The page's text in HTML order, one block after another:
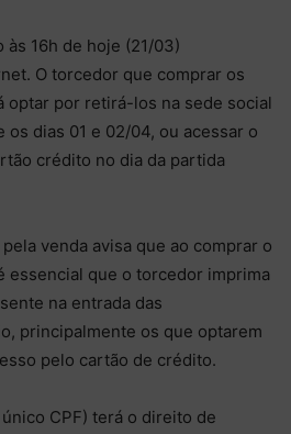
16h de hoje (21/03)
O torcedor que comprar os
optar por retirá-los na sede social
os dias 01 e 02/04, ou acessar o
crédito no dia da partida
venda avisa que ao comprar o
essencial que o torcedor imprima
na entrada das
principalmente os que optarem
pelo cartão de crédito.
CPF) terá o direito de